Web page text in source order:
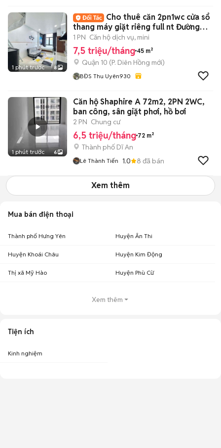
1 phút trước 8
Cho thuê căn 2pn1wc cửa sổ
thang máy giặt riêng full nt Đường
3/2 Q10
1 PN Căn hộ dịch vụ, mini
7,5 triệu/tháng 45 m²
Quận 10 (P. Diên Hồng mới)
BĐS Thu Uyên930
1 phút trước 6
Căn hộ Shaphire A 72m2, 2PN 2WC,
ban công, sân giặt phơi, hồ bơi
2 PN Chung cư
6,5 triệu/tháng 72 m²
Thành phố Dĩ An
Lê Thành Tiến 1.0 8 đã bán
Xem thêm
Mua bán điện thoại
Thành phố Hưng Yên Huyện Ân Thi
Huyện Khoái Châu Huyện Kim Động
Thị xã Mỹ Hào Huyện Phù Cừ
Xem thêm
Tiện ích
Kinh nghiệm